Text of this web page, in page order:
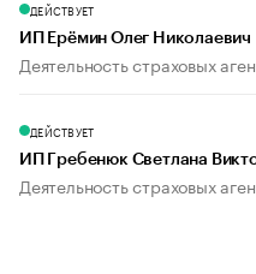
ДЕЙСТВУЕТ
ИП Ерёмин Олег Николаевич
Деятельность страховых
ДЕЙСТВУЕТ
ИП Гребенюк Светлана
Деятельность страховых